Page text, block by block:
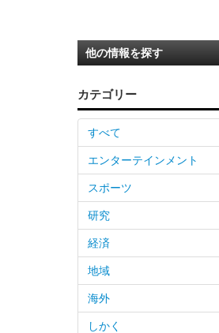
他の情報を探す
カテゴリー
すべて
エンターテインメント
スポーツ
研究
経済
地域
海外
しかく